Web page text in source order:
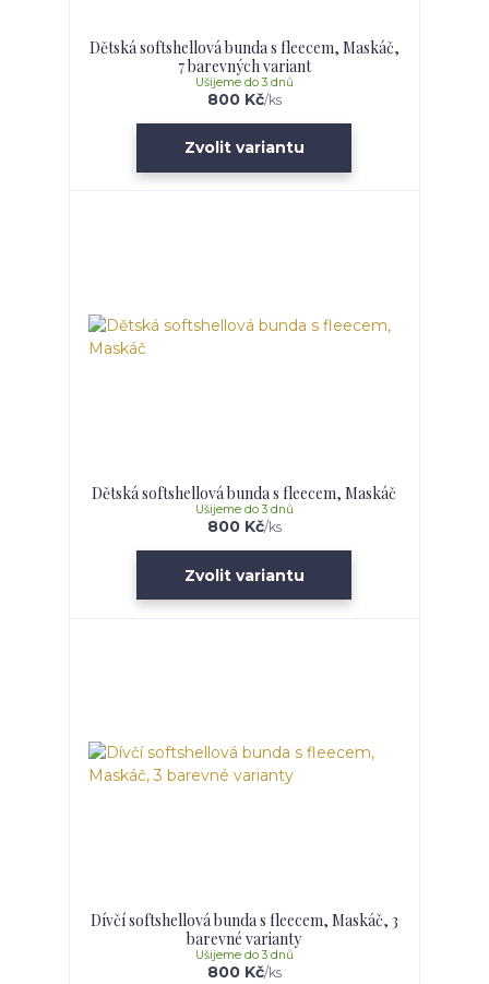
Dětská softshellová bunda s fleecem, Maskáč,
7 barevných variant
800 Kč/ks
Ušijeme do 3 dnů
Zvolit variantu
Dětská softshellová bunda s fleecem, Maskáč
800 Kč/ks
Ušijeme do 3 dnů
Zvolit variantu
Dívčí softshellová bunda s fleecem, Maskáč, 3
barevné varianty
800 Kč/ks
Ušijeme do 3 dnů